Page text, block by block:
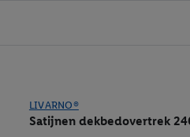
LIVARNO®
Satijnen dekbedovertrek